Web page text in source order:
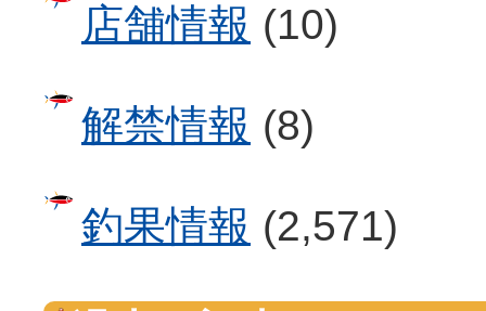
店舗情報 (10)
解禁情報 (8)
釣果情報 (2,571)